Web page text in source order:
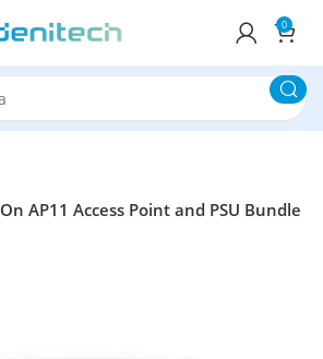
0
AP11 Access Point and PSU Bundle